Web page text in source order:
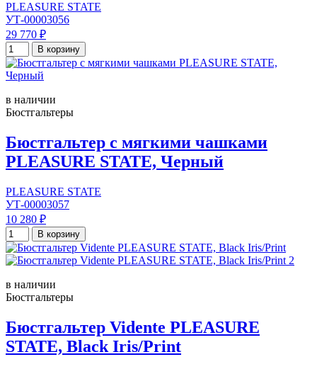
PLEASURE STATE
УТ-00003056
29 770 ₽
В корзину
в наличии
Бюстгальтеры
Бюстгальтер с мягкими чашками
PLEASURE STATE, Черный
PLEASURE STATE
УТ-00003057
10 280 ₽
В корзину
в наличии
Бюстгальтеры
Бюстгальтер Vidente PLEASURE
STATE, Black Iris/Print